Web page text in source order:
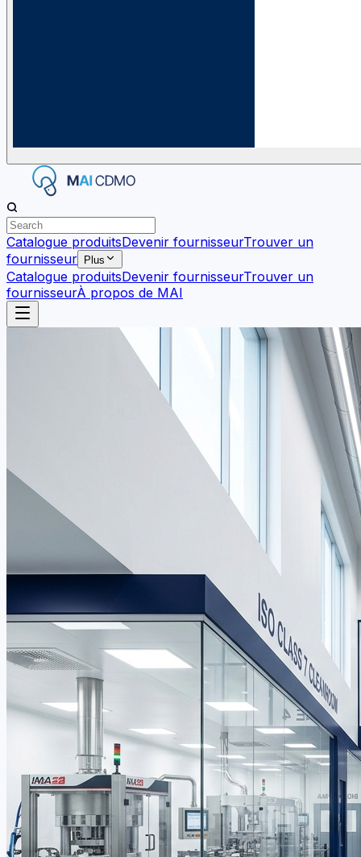
Catalogue produitsDevenir fournisseurTrouver un
fournisseur
Plus
Catalogue produitsDevenir fournisseurTrouver un
fournisseurÀ propos de MAI